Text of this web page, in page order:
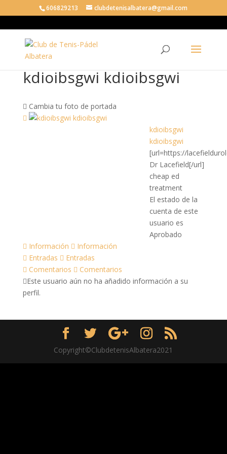
606829213 clubdetenisalbatera@gmail.com
kdioibsgwi kdioibsgwi
Cambia tu foto de portada
kdioibsgwi
kdioibsgwi
[url=https://
Dr Lacefield[/url]
cheap ed
treatment
El estado de la
cuenta de este
usuario es
Aprobado
Información
Información
Entradas
Entradas
Comentarios
Comentarios
Este usuario aún no ha añadido información a su
perfil.
Copyright©ClubdetenisAlbatera2021